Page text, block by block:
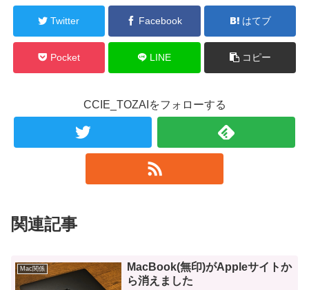
Twitter Facebook はてブ
Pocket LINE コピー
CCIE_TOZAIをフォローする
関連記事
Mac関係
MacBook(無印)がAppleサイトか
ら消えました